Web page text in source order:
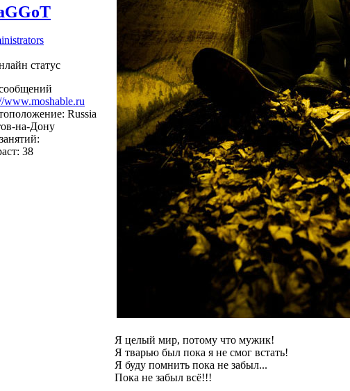
www.moshable.ru
Russia
на-Дону
38
Я целый мир, потому что мужик!
Я тварью был пока я не смог встать!
Я буду помнить пока не забыл...
Пока не забыл всё!!!